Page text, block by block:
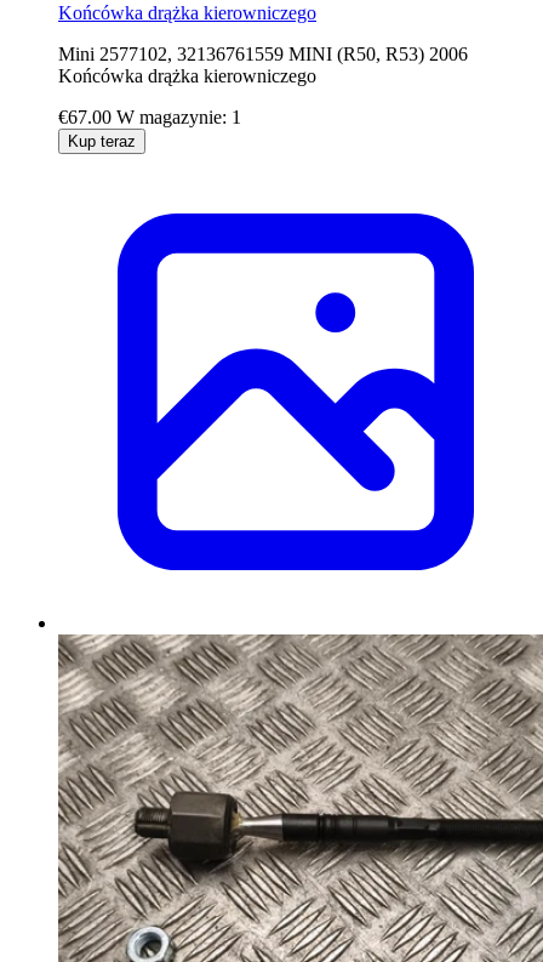
Końcówka drążka kierowniczego
Mini 2577102, 32136761559 MINI (R50, R53) 2006
Końcówka drążka kierowniczego
€67.00 W magazynie: 1
Kup teraz